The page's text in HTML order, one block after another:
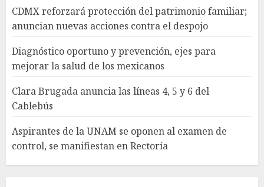
CDMX reforzará protección del patrimonio familiar;
anuncian nuevas acciones contra el despojo
Diagnóstico oportuno y prevención, ejes para
mejorar la salud de los mexicanos
Clara Brugada anuncia las líneas 4, 5 y 6 del
Cablebús
Aspirantes de la UNAM se oponen al examen de
control, se manifiestan en Rectoría